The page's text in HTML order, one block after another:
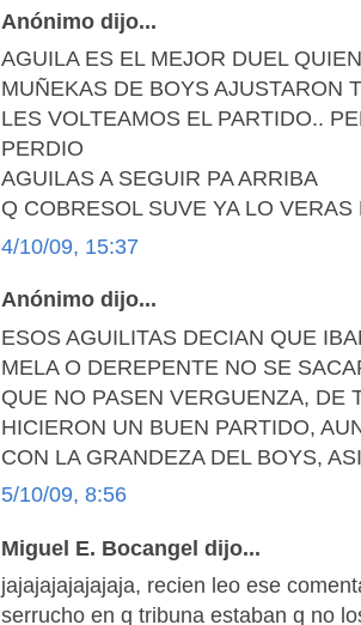
Anónimo dijo...
AGUILA ES EL MEJOR DUEL
MUÑEKAS DE BOYS AJUSTARON
LES VOLTEAMOS EL PARTIDO..
PERDIO
AGUILAS A SEGUIR PA ARRIBA
Q COBRESOL SUVE YA LO
4/10/09, 15:37
Anónimo dijo...
ESOS AGUILITAS DECIAN QUE
MELA O DEREPENTE NO SE
QUE NO PASEN VERGUENZA, DE
HICIERON UN BUEN PARTIDO,
CON LA GRANDEZA DEL BOYS,
5/10/09, 8:56
Miguel E. Bocangel dijo...
jajajajajajajaja, recien leo ese
serrucho en q tribuna estaban q no